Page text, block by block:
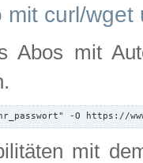
mit curl/
Abos mit
-O https://
mit